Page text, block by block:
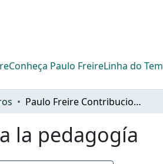
Conheça Paulo FreireLinha do
Paulo Freire Contribuciones para la pedagogía
la pedagogía